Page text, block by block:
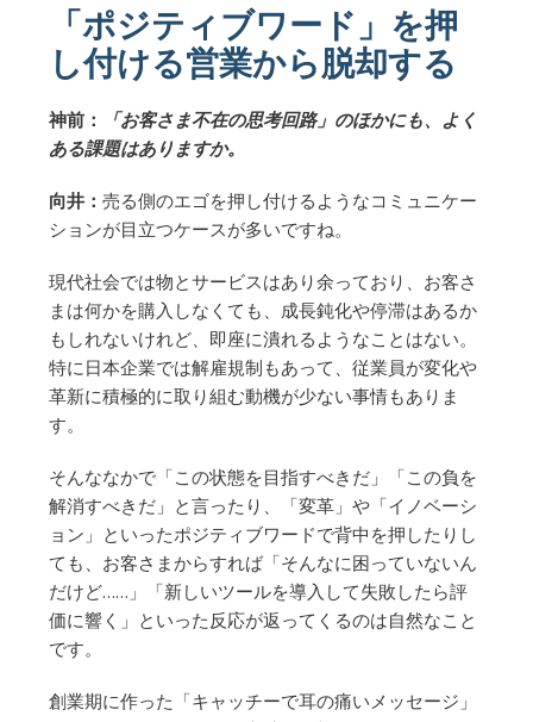
「ポジティブワード」を押
し付ける営業から脱却する
神前：
「お客さま不在の思考回路」のほかにも、よく
ある課題はありますか。
向井： 売る側のエゴを押し付けるようなコミュニケー
ションが目立つケースが多いですね。
現代社会では物とサービスはあり余っており、お客さ
まは何かを購入しなくても、成長鈍化や停滞はあるか
もしれないけれど、即座に潰れるようなことはない。
特に日本企業では解雇規制もあって、従業員が変化や
革新に積極的に取り組む動機が少ない事情もありま
す。
そんななかで「この状態を目指すべきだ」「この負を
解消すべきだ」と言ったり、「変革」や「イノベーシ
ョン」といったポジティブワードで背中を押したりし
ても、お客さまからすれば「そんなに困っていないん
だけど……」「新しいツールを導入して失敗したら評
価に響く」といった反応が返ってくるのは自然なこと
です。
創業期に作った「キャッチーで耳の痛いメッセージ」